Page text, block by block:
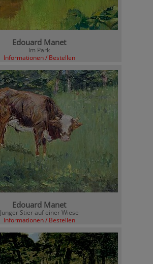
Edouard Manet
Im Park
Informationen / Bestellen
Edouard Manet
Junger Stier auf einer Wiese
Informationen / Bestellen